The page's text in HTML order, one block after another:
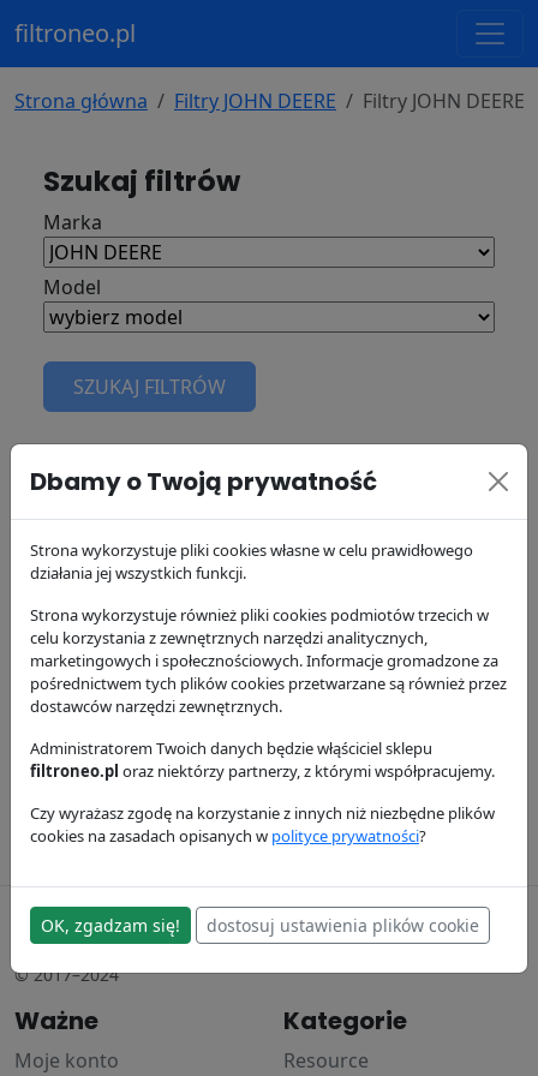
filtroneo.pl
Strona główna Filtry JOHN DEERE Filtry JOHN DEERE
Szukaj filtrów
Marka
Model
SZUKAJ FILTRÓW
Filtry doJOHN DEERE 9660W
rok: - marka silnika: - 9660W
Filtr
hydrauliczny
P164378
173.13 zł
Filtr powietrza
P533235
Donaldson
P533723
Donaldson
filtroneo.pl
© 2017–2024
Ważne
Moje konto
Kategorie
Resource
Dbamy o Twoją prywatność
Strona wykorzystuje pliki cookies własne w celu prawidłowego
działania jej wszystkich funkcji.
Strona wykorzystuje również pliki cookies podmiotów trzecich w
celu korzystania z zewnętrznych narzędzi analitycznych,
marketingowych i społecznościowych. Informacje gromadzone za
pośrednictwem tych plików cookies przetwarzane są również przez
dostawców narzędzi zewnętrznych.
Administratorem Twoich danych będzie włąściciel sklepu
filtroneo.pl oraz niektórzy partnerzy, z którymi współpracujemy.
Czy wyrażasz zgodę na korzystanie z innych niż niezbędne plików
cookies na zasadach opisanych w polityce prywatności?
OK, zgadzam się! dostosuj ustawienia plików cookie